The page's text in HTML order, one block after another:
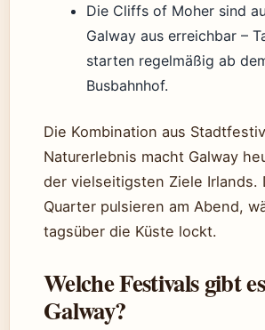
Die Cliffs of Moher sind
Galway aus erreichbar –
starten regelmäßig ab
Busbahnhof.
Die Kombination aus
Naturerlebnis macht Galway
der vielseitigsten Ziele Irlands.
Quarter pulsieren am Abend,
tagsüber die Küste lockt.
Welche Festivals gibt
Galway?